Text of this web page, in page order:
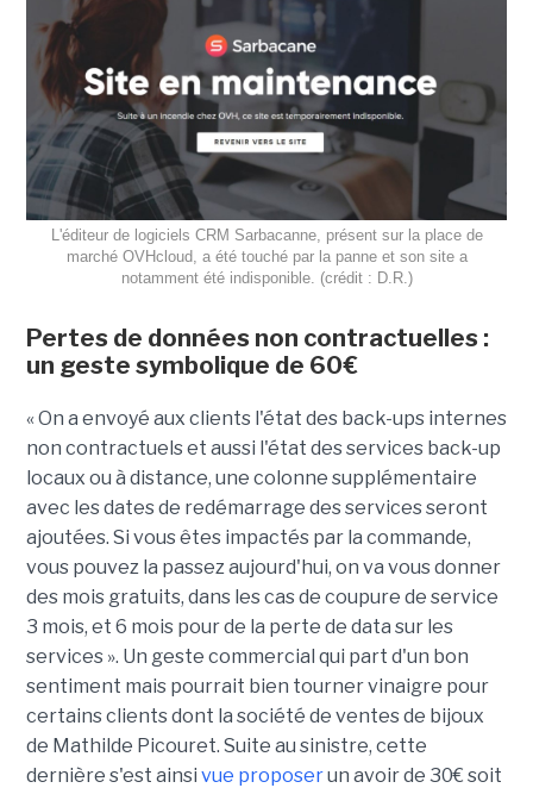
L'éditeur de logiciels CRM Sarbacanne, présent sur la place de
marché OVHcloud, a été touché par la panne et son site a
notamment été indisponible. (crédit : D.R.)
Pertes de données non contractuelles :
un geste symbolique de 60€
« On a envoyé aux clients l'état des back-ups internes
non contractuels et aussi l'état des services back-up
locaux ou à distance, une colonne supplémentaire
avec les dates de redémarrage des services seront
ajoutées. Si vous êtes impactés par la commande,
vous pouvez la passez aujourd'hui, on va vous donner
des mois gratuits, dans les cas de coupure de service
3 mois, et 6 mois pour de la perte de data sur les
services ». Un geste commercial qui part d'un bon
sentiment mais pourrait bien tourner vinaigre pour
certains clients dont la société de ventes de bijoux
de Mathilde Picouret. Suite au sinistre, cette
dernière s'est ainsi vue proposerun avoir de 30€ soit